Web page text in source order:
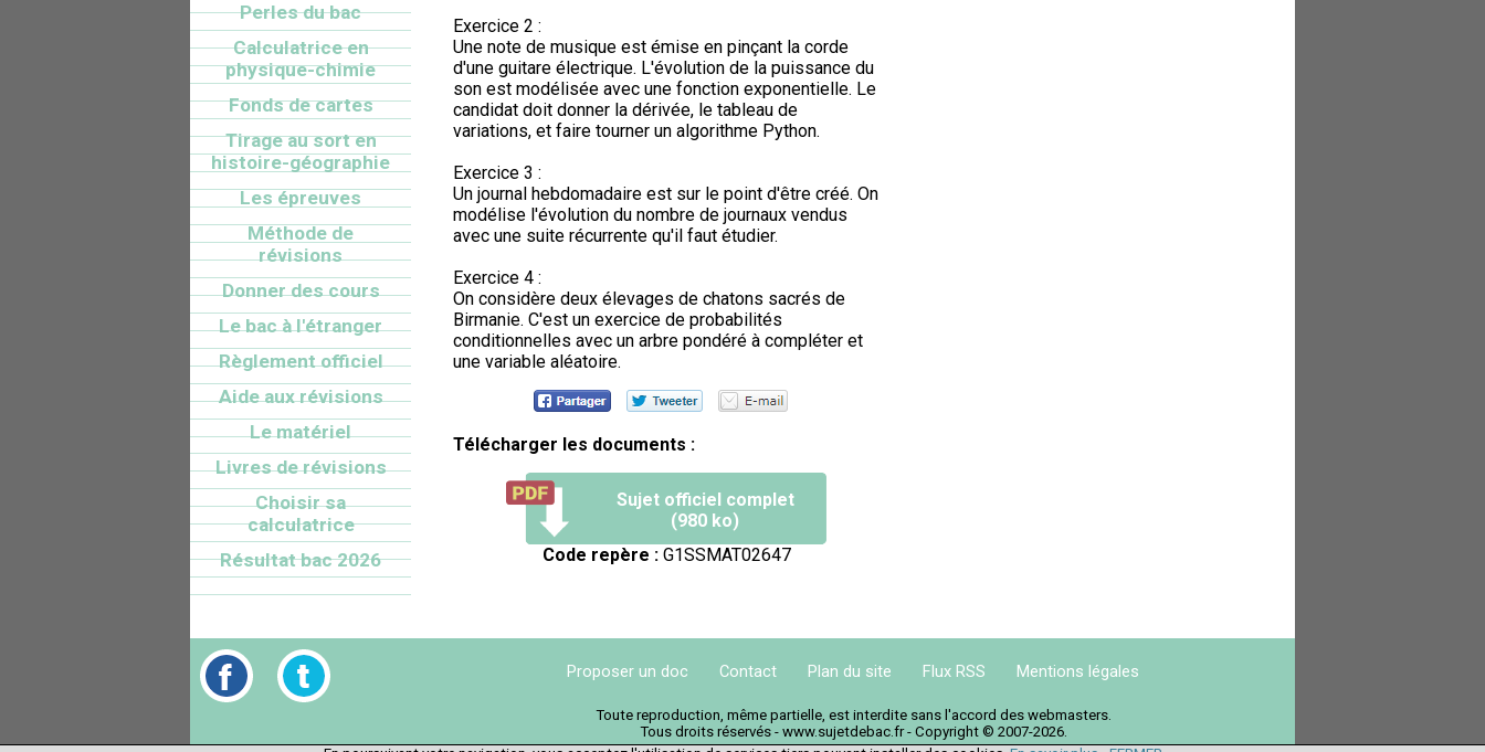
Exercice 2 :
Une note de musique est émise en pinçant la corde
d'une guitare électrique. L'évolution de la puissance du
son est modélisée avec une fonction exponentielle. Le
candidat doit donner la dérivée, le tableau de
variations, et faire tourner un algorithme Python.
Exercice 3 :
Un journal hebdomadaire est sur le point d'être créé. On
modélise l'évolution du nombre de journaux vendus
avec une suite récurrente qu'il faut étudier.
Exercice 4 :
On considère deux élevages de chatons sacrés de
Birmanie. C'est un exercice de probabilités
conditionnelles avec un arbre pondéré à compléter et
une variable aléatoire.
Télécharger les documents :
Sujet officiel complet
(980 ko)
Code repère :G1SSMAT02647
Perles du bac
Calculatrice en
physique-chimie
Fonds de cartes
Tirage au sort en
histoire-géographie
Les épreuves
Méthode de
révisions
Donner des cours
Le bac à l'étranger
Règlement officiel
Aide aux révisions
Le matériel
Livres de révisions
Choisir sa
calculatrice
Résultat bac 2026
Proposer un doc Contact Plan du site Flux RSS Mentions légales
Toute reproduction, même partielle, est interdite sans l'accord des webmasters.
Tous droits réservés - www.sujetdebac.fr - Copyright © 2007-2026.